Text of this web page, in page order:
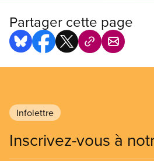
Partager cette page
Infolettre
Inscrivez-vous à